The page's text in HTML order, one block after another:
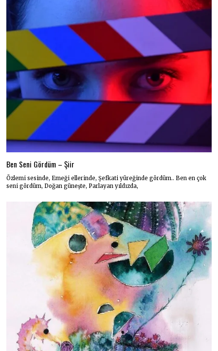
Ben Seni Gördüm – Şiir
Özlemi sesinde, Emeği ellerinde, Şefkati yüreğinde gördüm.. Ben en çok
seni gördüm, Doğan güneşte, Parlayan yıldızda,